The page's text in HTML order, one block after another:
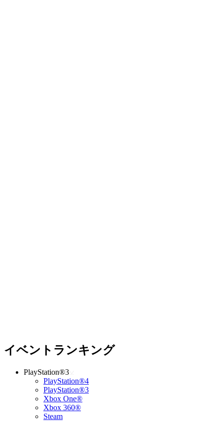
イベントランキング
PlayStation®3
PlayStation®4
PlayStation®3
Xbox One®
Xbox 360®
Steam